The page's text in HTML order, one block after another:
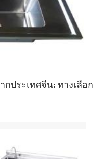
กประเทศจีน: ทางเลือก